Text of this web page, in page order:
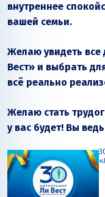
внутреннее
вашей семьи.
Желаю увидеть
Вест» и выбрать
всё реально
Желаю стать
у вас будет! Вы